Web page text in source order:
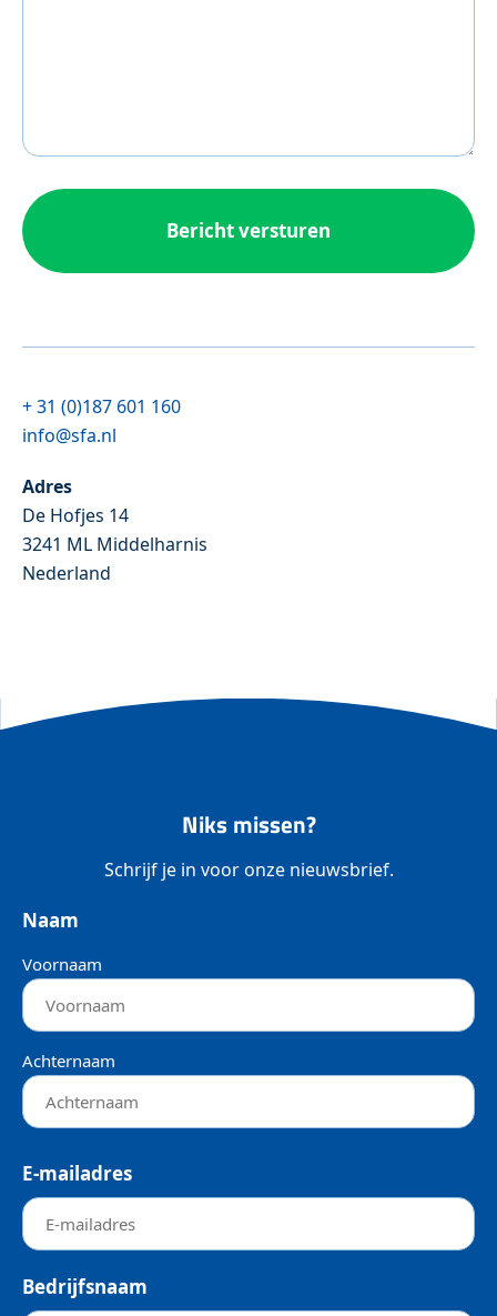
+ 31 (0)187 601 160
info@sfa.nl
Adres
De Hofjes 14
3241 ML Middelharnis
Nederland
Niks missen?
Schrijf je in voor onze nieuwsbrief.
Naam
Voornaam
Achternaam
E-mailadres
Bedrijfsnaam